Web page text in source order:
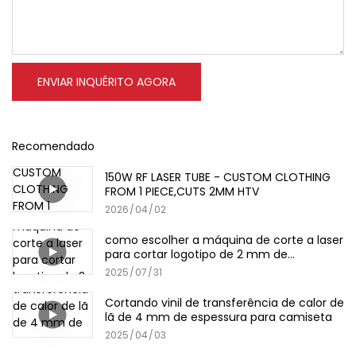
ENVIAR INQUÉRITO AGORA
Recomendado
150W RF LASER TUBE - CUSTOM CLOTHING
FROM 1 PIECE,CUTS 2MM HTV
2026 04 02
como escolher a máquina de corte a laser
para cortar logotipo de 2 mm de
espessura
2025 07 31
Cortando vinil de transferência de calor de
lã de 4 mm de espessura para camiseta
2025 04 03